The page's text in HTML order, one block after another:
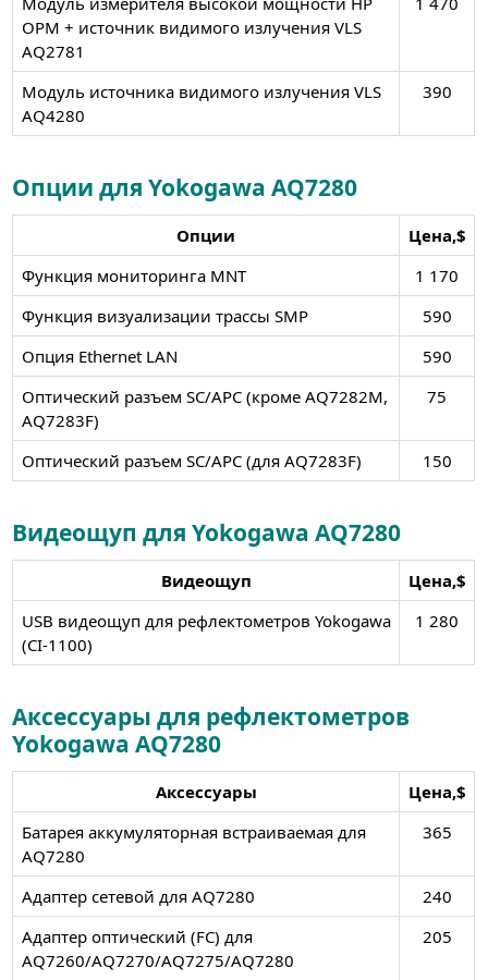
OPM + источник видимого излучения VLS
AQ2781
Модуль источника видимого излучения VLS
AQ4280
390
Опции для Yokogawa AQ7280
Опции
Цена,$
Функция мониторинга MNT
1 170
Функция визуализации трассы SMP
590
Опция Ethernet LAN
590
Оптический разъем SC/APC (кроме AQ7282M,
AQ7283F)
75
Оптический разъем SC/APC (для AQ7283F) 150
Видеощуп для Yokogawa AQ7280
Видеощуп
Цена,$
USB видеощуп для рефлектометров Yokogawa
(СI-1100)
1 280
Аксессуары для рефлектометров
Yokogawa AQ7280
Аксессуары
Цена,$
Батарея аккумуляторная встраиваемая для
AQ7280
365
Адаптер сетевой для AQ7280
240
Адаптер оптический (FC) для
AQ7260/AQ7270/AQ7275/AQ7280
205